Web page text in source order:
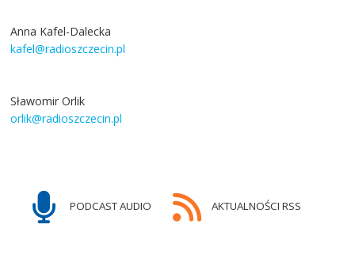
Anna Kafel-Dalecka
kafel@radioszczecin.pl
Sławomir Orlik
orlik@radioszczecin.pl
PODCAST AUDIO AKTUALNOŚCI RSS